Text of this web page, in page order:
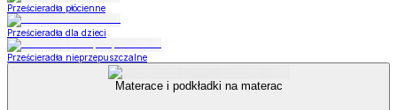
Prześcieradła płócienne
Prześcieradła dla dzieci
Prześcieradła nieprzepuszczalne
Materace i podkładki na materac